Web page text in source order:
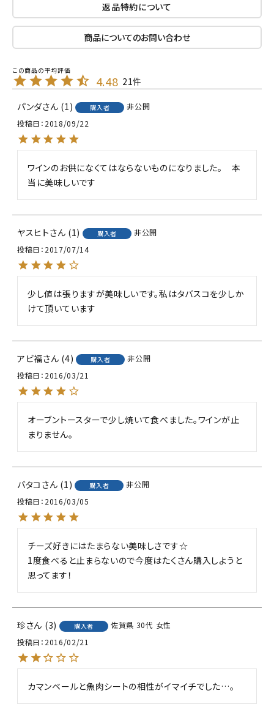
返品特約について
商品についてのお問い合わせ
4.48 21
パンダ 1 購入者
非公開
投稿日 2018/09/22
ワインのお供になくてはならないものになりました。　本
当に美味しいです
ヤスヒト 1 購入者
非公開
投稿日 2017/07/14
少し値は張りますが美味しいです。私はタバスコを少しか
けて頂いています
アビ福 4 購入者
非公開
投稿日 2016/03/21
オーブントースターで少し焼いて食べました。ワインが止
まりません。
バタコ 1 購入者
非公開
投稿日 2016/03/05
チーズ好きにはたまらない美味しさです☆
1度食べると止まらないので今度はたくさん購入しようと
思ってます！
珍 3 購入者 佐賀県 30代 女性
投稿日 2016/02/21
カマンベールと魚肉シートの相性がイマイチでした…。